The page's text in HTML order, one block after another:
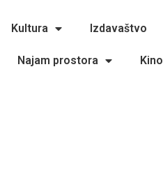
Kultura Izdavaštvo
Najam prostora Kino